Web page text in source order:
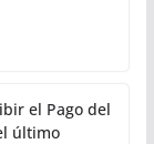
el Pago del
último